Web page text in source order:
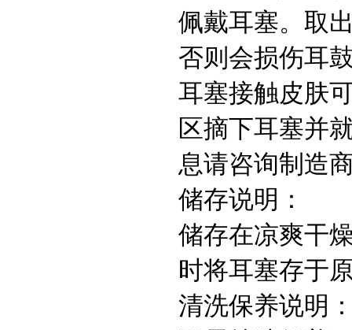
佩戴耳塞。取
否则会损伤耳
耳塞接触皮肤
区摘下耳塞并
息请咨询制造
储存说明：
储存在凉爽干
时将耳塞存于
清洗保养说明